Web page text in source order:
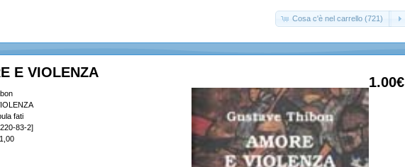
Cosa c'è nel carrello (721)
1.00€
E VIOLENZA
fati
83-2]